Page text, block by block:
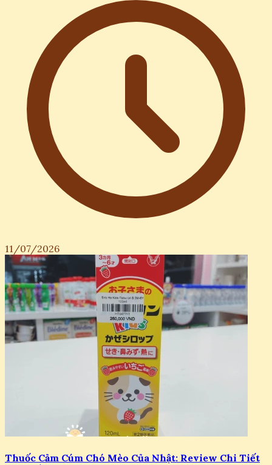
11/07/2026
Thuốc Cảm Cúm Chó Mèo Của Nhật: Review Chi Tiết